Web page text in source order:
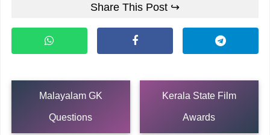
Share This Post ↪
Malayalam GK
Questions
Kerala State Film
Awards